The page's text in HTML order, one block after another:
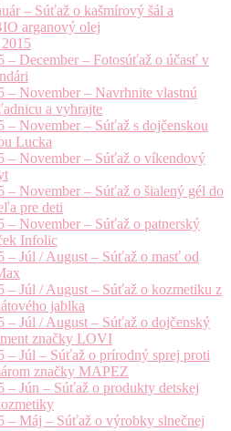
– Súťaž o kašmírový šál a
arganový olej
– December – Fotosúťaž o účasť v
– November – Navrhnite vlastnú
a vyhrajte
– November – Súťaž s dojčenskou
Lucka
– November – Súťaž o víkendový
– November – Súťaž o šialený gél do
pre deti
– November – Súťaž o patnerský
Infolic
– Júl / August – Súťaž o masť od
– Júl / August – Súťaž o kozmetiku z
jablka
– Júl / August – Súťaž o dojčenský
značky LOVI
– Júl – Súťaž o prírodný sprej proti
značky MAPEZ
– Jún – Súťaž o produkty detskej
– Máj – Súťaž o výrobky slnečnej